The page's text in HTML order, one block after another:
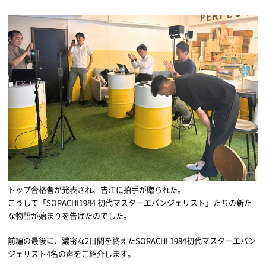
トップ合格者が発表され、吉江に拍手が贈られた。
こうして「SORACHI1984 初代マスターエバンジェリスト」たちの新た
な物語が始まりを告げたのでした。
前編の最後に、濃密な2日間を終えたSORACHI 1984初代マスターエバン
ジェリスト4名の声をご紹介します。